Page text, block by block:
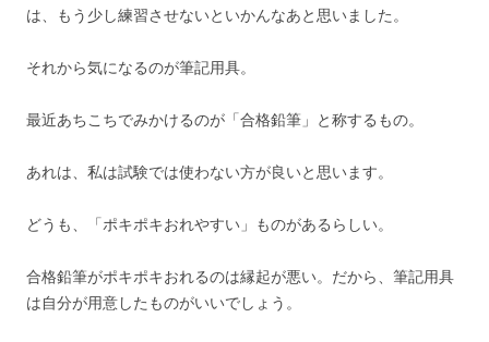
は、もう少し練習させないといかんなあと思いました。
それから気になるのが筆記用具。
最近あちこちでみかけるのが「合格鉛筆」と称するもの。
あれは、私は試験では使わない方が良いと思います。
どうも、「ポキポキおれやすい」ものがあるらしい。
合格鉛筆がポキポキおれるのは縁起が悪い。だから、筆記用具
は自分が用意したものがいいでしょう。